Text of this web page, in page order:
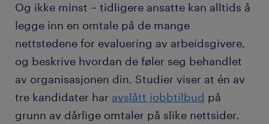
Og ikke minst – tidligere ansatte kan alltids å
legge inn en omtale på de mange
nettstedene for evaluering av arbeidsgivere,
og beskrive hvordan de føler seg behandlet
av organisasjonen din. Studier viser at én av
tre kandidater har avslått jobbtilbud på
grunn av dårlige omtaler på slike nettsider.